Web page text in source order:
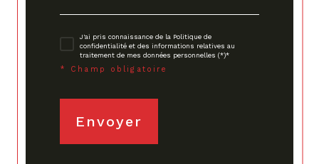
J'ai pris connaissance de la Politique de
confidentialité et des informations relatives au
traitement de mes données personnelles (*)*
* Champ obligatoire
Envoyer